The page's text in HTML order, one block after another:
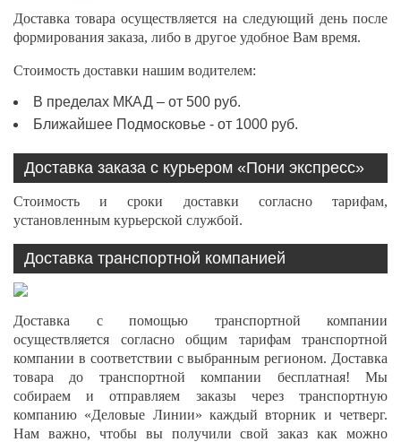
Доставка товара осуществляется на следующий день после
формирования заказа, либо в другое удобное Вам время.
Стоимость доставки нашим водителем:
В пределах МКАД – от 500 руб.
Ближайшее Подмосковье - от 1000 руб.
Доставка заказа с курьером «Пони экспресс»
Стоимость и сроки доставки согласно тарифам,
установленным курьерской службой.
Доставка транспортной компанией
Доставка с помощью транспортной компании
осуществляется согласно общим тарифам транспортной
компании в соответствии с выбранным регионом. Доставка
товара до транспортной компании бесплатная! Мы
собираем и отправляем заказы через транспортную
компанию «Деловые Линии» каждый вторник и четверг.
Нам важно, чтобы вы получили свой заказ как можно